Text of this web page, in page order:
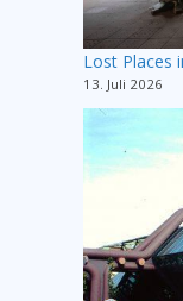
Lost Places
13. Juli 2026